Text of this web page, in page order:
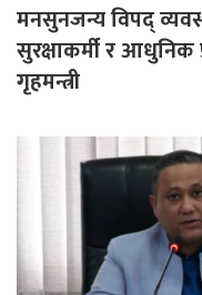
मनसुनजन्य विपद्
सुरक्षाकर्मी र आधुनिक
गृहमन्त्री